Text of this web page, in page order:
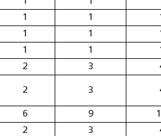
1 1 1
1 1 1
1 1 1
2 3
2 3
6 9
2 3